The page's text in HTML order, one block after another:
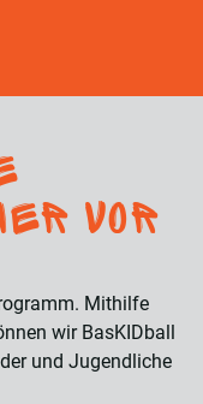
vor
Mithilfe
wir BasKIDball
und Jugendliche